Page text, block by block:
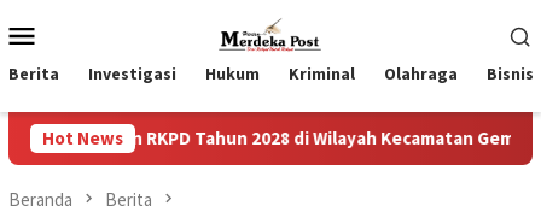
ke
kontenMobile
Berita Investigasi Hukum Kriminal Olahraga Bisnis
Hot News
RKPD Tahun 2028 di Wilayah Kecamatan Gempol Mas
Beranda Berita